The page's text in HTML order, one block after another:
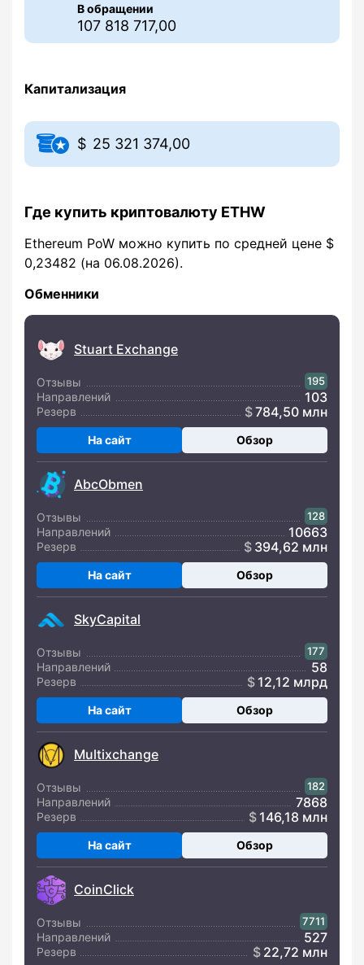
В обращении
107 818 717,00
Капитализация
25 321 374,00
Где купить криптовалюту ETHW
Ethereum PoW можно купить по средней цене $
0,23482 (на 06.08.2026).
Обменники
Stuart Exchange
Отзывы 195
Направлений 103
Резерв 784,50 млн
На сайт Обзор
AbcObmen
Отзывы 128
Направлений 10663
Резерв 394,62 млн
На сайт Обзор
SkyCapital
Отзывы 177
Направлений 58
Резерв 12,12 млрд
На сайт Обзор
Multixchange
Отзывы 182
Направлений 7868
Резерв 146,18 млн
На сайт Обзор
CoinClick
Отзывы 7711
Направлений 527
Резерв 22,72 млн